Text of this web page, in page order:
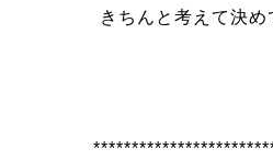
きちんと考えて決め